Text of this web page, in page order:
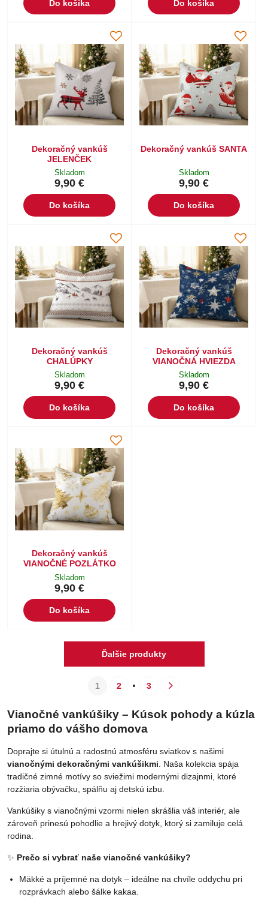
Do košíka Do košíka
Dekoračný vankúš
JELENČEK
Skladom
9,90 €
Do košíka
Dekoračný vankúš SANTA
Skladom
9,90 €
Do košíka
Dekoračný vankúš
CHALÚPKY
Skladom
9,90 €
Do košíka
Dekoračný vankúš
VIANOČNÁ HVIEZDA
Skladom
9,90 €
Do košíka
Dekoračný vankúš
VIANOČNÉ POZLÁTKO
Skladom
9,90 €
Do košíka
Ďalšie produkty
1 2 3
Vianočné vankúšiky – Kúsok pohody a kúzla
priamo do vášho domova
Doprajte si útulnú a radostnú atmosféru sviatkov s našimi
vianočnými dekoračnými vankúšikmi . Naša kolekcia spája
tradičné zimné motívy so sviežimi modernými dizajnmi, ktoré
rozžiaria obývačku, spálňu aj detskú izbu.
Vankúšiky s vianočnými vzormi nielen skrášlia váš interiér, ale
zároveň prinesú pohodlie a hrejivý dotyk, ktorý si zamiluje celá
rodina.
✨ Prečo si vybrať naše vianočné vankúšiky?
Mäkké a príjemné na dotyk – ideálne na chvíle oddychu pri
rozprávkach alebo šálke kakaa.